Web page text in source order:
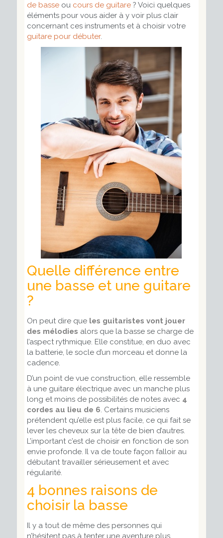
de basseou cours de guitare? Voici quelques
éléments pour vous aider à y voir plus clair
concernant ces instruments et à choisir votre
guitare pour débuter.
Quelle différence entre
une basse et une guitare
?
On peut dire que les guitaristes vont jouer
des mélodies alors que la basse se charge de
l’aspect rythmique. Elle constitue, en duo avec
la batterie, le socle d’un morceau et donne la
cadence.
D’un point de vue construction, elle ressemble
à une guitare électrique avec un manche plus
long et moins de possibilités de notes avec 4
cordes au lieu de 6. Certains musiciens
prétendent qu’elle est plus facile, ce qui fait se
lever les cheveux sur la tête de bien d’autres.
L’important c’est de choisir en fonction de son
envie profonde. Il va de toute façon falloir au
débutant travailler sérieusement et avec
régularité.
4 bonnes raisons de
choisir la basse
Il y a tout de même des personnes qui
n’hésitent pas à tenter une aventure plus